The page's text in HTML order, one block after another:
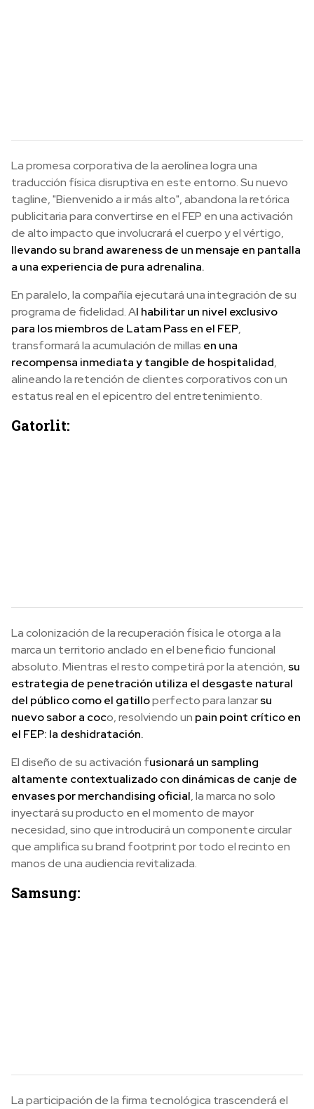
La promesa corporativa de la aerolínea logra una
traducción física disruptiva en este entorno. Su nuevo
tagline, "Bienvenido a ir más alto", abandona la retórica
publicitaria para convertirse en el FEP en una activación
de alto impacto que involucrará el cuerpo y el vértigo,
llevando su brand awareness de un mensaje en pantalla
a una experiencia de pura adrenalina.
En paralelo, la compañía ejecutará una integración de su
programa de fidelidad. Al habilitar un nivel exclusivo
para los miembros de Latam Pass en el FEP,
transformará la acumulación de millas en una
recompensa inmediata y tangible de hospitalidad,
alineando la retención de clientes corporativos con un
estatus real en el epicentro del entretenimiento.
Gatorlit:
La colonización de la recuperación física le otorga a la
marca un territorio anclado en el beneficio funcional
absoluto. Mientras el resto competirá por la atención, su
estrategia de penetración utiliza el desgaste natural
del público como el gatilloperfecto para lanzarsu
nuevo sabor a coco, resolviendo un pain point crítico en
el FEP: la deshidratación.
El diseño de su activación fusionará un sampling
altamente contextualizado con dinámicas de canje de
envases por merchandising oficial, la marca no solo
inyectará su producto en el momento de mayor
necesidad, sino que introducirá un componente circular
que amplifica su brand footprint por todo el recinto en
manos de una audiencia revitalizada.
Samsung:
La participación de la firma tecnológica trascenderá el